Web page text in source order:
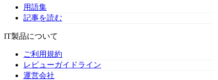
用語集
記事を読む
IT製品について
ご利用規約
レビューガイドライン
運営会社